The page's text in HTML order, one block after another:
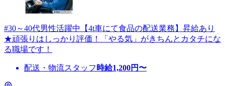
#30～40代男性活躍中【4t車にて食品の配送業務】昇給あり
★頑張りはしっかり評価！「やる気」がきちんとカタチにな
る職場です！
配送・物流スタッフ 時給1,200円〜